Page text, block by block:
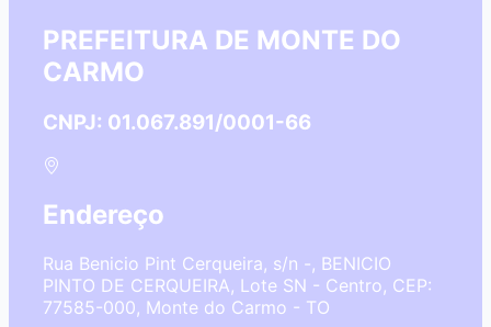
PREFEITURA DE MONTE DO
CARMO
CNPJ: 01.067.891/0001-66
Endereço
Rua Benicio Pint Cerqueira, s/n -, BENICIO
PINTO DE CERQUEIRA, Lote SN - Centro, CEP:
77585-000, Monte do Carmo - TO